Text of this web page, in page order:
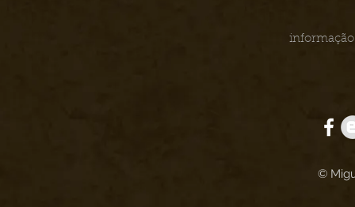
informação
©